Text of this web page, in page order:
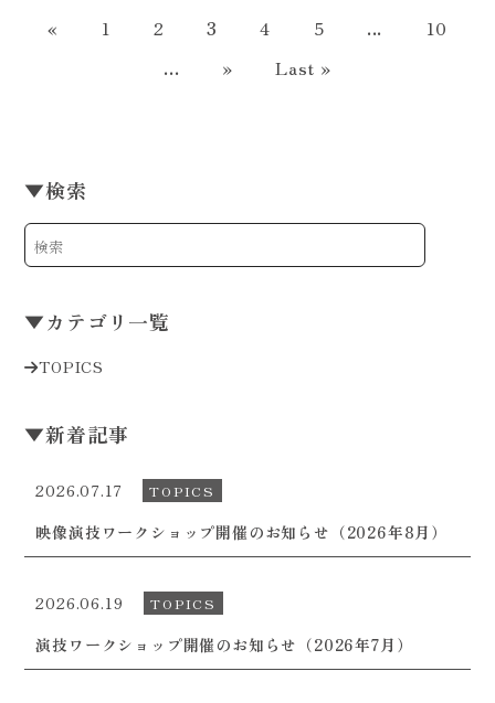
« 1 2 3 4 5 ...
10
...
» Last »
▼検索
▼カテゴリ一覧
TOPICS
▼新着記事
2026.07.17 TOPICS
映像演技ワークショップ開催のお知らせ（2026年8月）
2026.06.19 TOPICS
演技ワークショップ開催のお知らせ（2026年7月）